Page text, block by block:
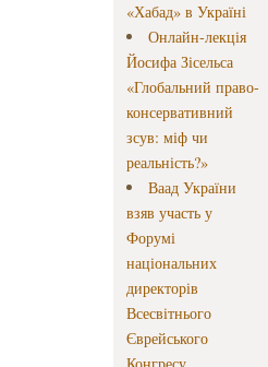
«Хабад» в Україні
Онлайн-лекція
Йосифа Зісельса
«Глобальний право-
консервативний
зсув: міф чи
реальність?»
Ваад України
взяв участь у
Форумі
національних
директорів
Всесвітнього
Єврейського